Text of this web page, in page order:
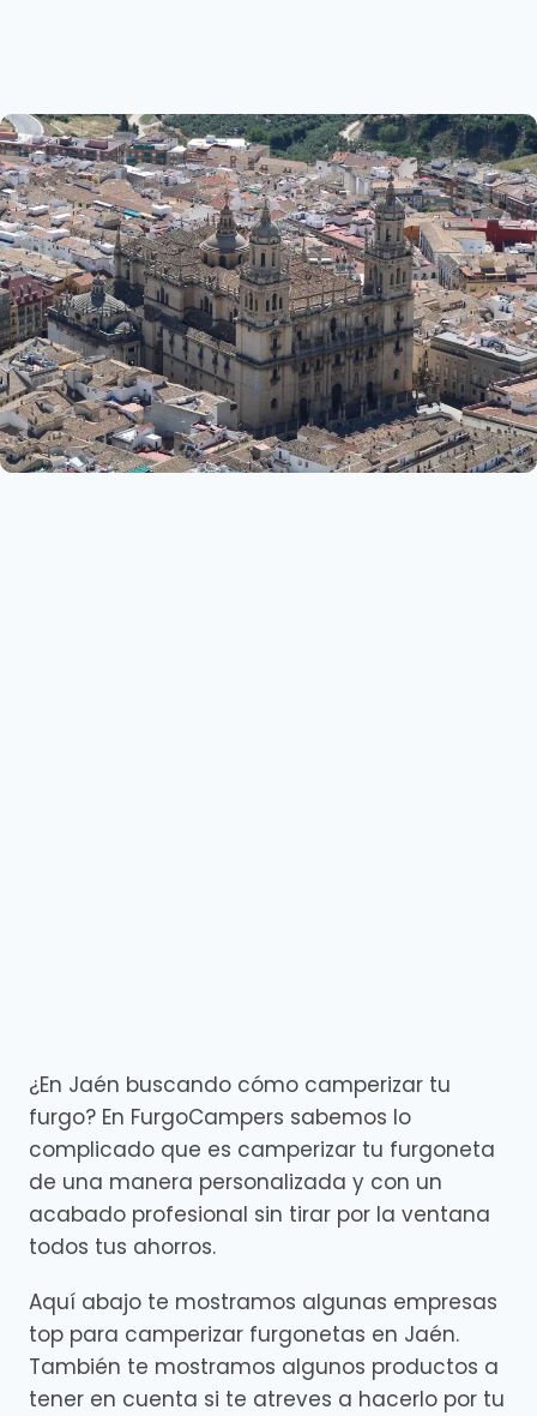
¿En Jaén buscando cómo camperizar tu
furgo? En FurgoCampers sabemos lo
complicado que es camperizar tu furgoneta
de una manera personalizada y con un
acabado profesional sin tirar por la ventana
todos tus ahorros.
Aquí abajo te mostramos algunas empresas
top para camperizar furgonetas en Jaén.
También te mostramos algunos productos a
tener en cuenta si te atreves a hacerlo por tu